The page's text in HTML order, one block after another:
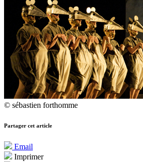
© sébastien forthomme
Partager cet article
Email
Imprimer